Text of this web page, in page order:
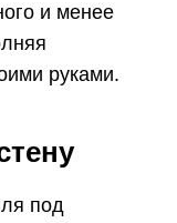
и менее
руками.
под